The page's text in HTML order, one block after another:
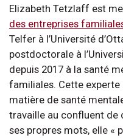
Elizabeth Tetzlaff est
des entreprises
Telfer à l’Université
postdoctorale à
depuis 2017 à la santé
familiales. Cette
matière de santé
travaille au confluent de
ses propres mots, elle «